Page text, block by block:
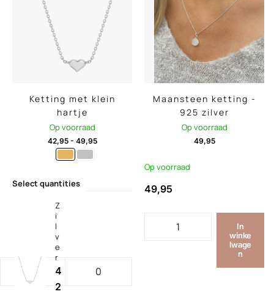
Ketting met klein
hartje
Op voorraad
42,95- 49,95
Select quantities
Z
i
l
v
e
r
4
2
Maansteen ketting -
925 zilver
Op voorraad
49,95
Op voorraad
49,95
In
winke
lwage
n